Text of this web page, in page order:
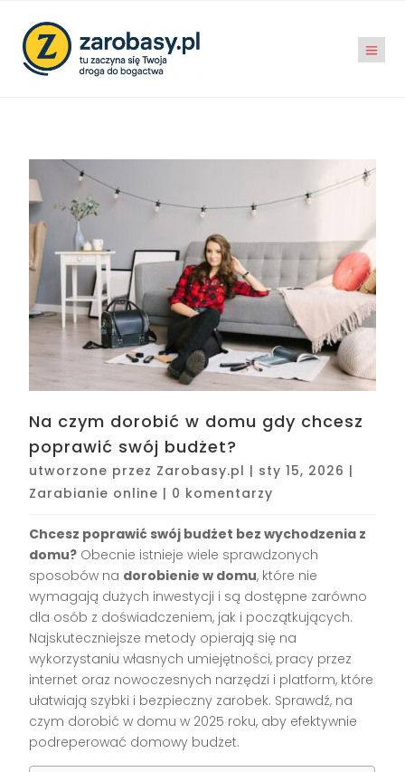
Na czym dorobić w domu gdy chcesz
poprawić swój budżet?
utworzone przez Zarobasy.pl | sty 15, 2026 |
Zarabianie online | 0 komentarzy
Chcesz poprawić swój budżet bez wychodzenia z
domu? Obecnie istnieje wiele sprawdzonych
sposobów na dorobienie w domu, które nie
wymagają dużych inwestycji i są dostępne zarówno
dla osób z doświadczeniem, jak i początkujących.
Najskuteczniejsze metody opierają się na
wykorzystaniu własnych umiejętności, pracy przez
internet oraz nowoczesnych narzędzi i platform, które
ułatwiają szybki i bezpieczny zarobek. Sprawdź, na
czym dorobić w domu w 2025 roku, aby efektywnie
podreperować domowy budżet.